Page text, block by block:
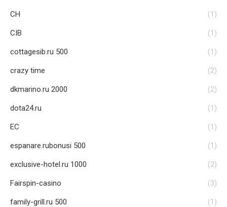
CH (1)
CIB (1)
cottagesib.ru 500 (1)
crazy time (2)
dkmarino.ru 2000 (2)
dota24.ru (1)
EC (1)
espanare.rubonusi 500 (1)
exclusive-hotel.ru 1000 (2)
Fairspin-casino (3)
family-grill.ru 500 (1)